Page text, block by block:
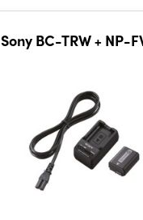
Sony BC-TRW + NP-